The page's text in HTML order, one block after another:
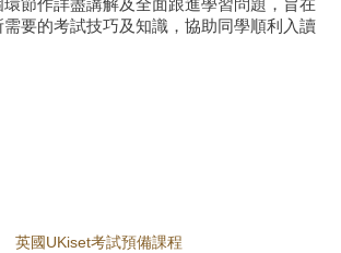
節作詳盡講解及全面跟進學習問題，旨在
要的考試技巧及知識，協助同學順利入讀
英國UKiset考試預備課程